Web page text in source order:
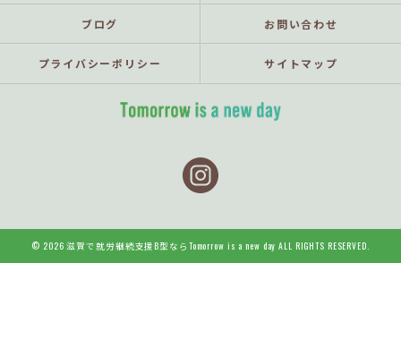
ブログ お問い合わせ
プライバシーポリシー サイトマップ
© 2026 滋賀で就労継続支援B型ならTomorrow is a new day ALL RIGHTS RESERVED.